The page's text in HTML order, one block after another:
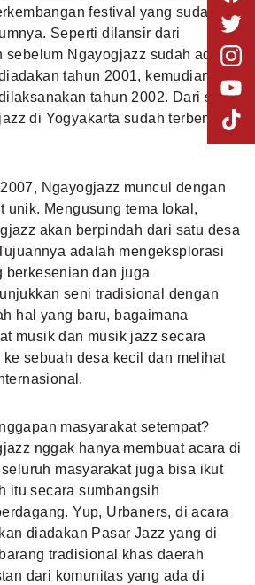
festival yang sudah
Seperti dilansir dari
sebelum Ngayogjazz sudah ada
tahun 2001, kemudian ada
tahun 2002. Dari situ
di Yogyakarta sudah terbentuk
Ngayogjazz muncul dengan
unik. Mengusung tema lokal,
akan berpindah dari satu desa
adalah mengeksplorasi
berkesenian dan juga
seni tradisional dengan
hal yang baru, bagaimana
musik dan musik jazz secara
ke sebuah desa kecil dan melihat
masyarakat setempat?
nggak hanya membuat acara di
masyarakat juga bisa ikut
itu secara sumbangsih
Yup, Urbaners, di acara
diadakan Pasar Jazz yang di
tradisional khas daerah
dari komunitas yang ada di